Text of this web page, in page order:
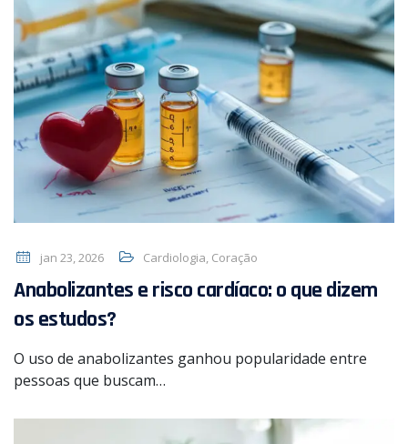
jan 23, 2026 Cardiologia, Coração
Anabolizantes e risco cardíaco: o que dizem
os estudos?
O uso de anabolizantes ganhou popularidade entre
pessoas que buscam…